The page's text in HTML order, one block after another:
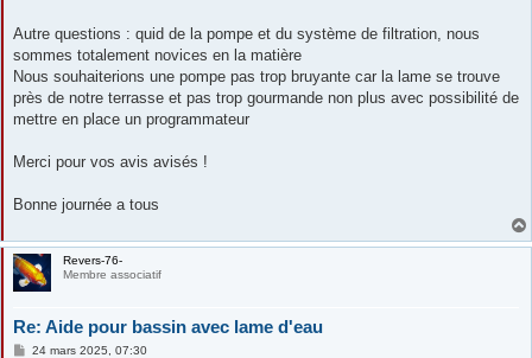
Autre questions : quid de la pompe et du système de filtration, nous
sommes totalement novices en la matière
Nous souhaiterions une pompe pas trop bruyante car la lame se trouve
près de notre terrasse et pas trop gourmande non plus avec possibilité de
mettre en place un programmateur
Merci pour vos avis avisés !
Bonne journée a tous
Revers-76-
Membre associatif
Re: Aide pour bassin avec lame d'eau
M24 mars 2025, 07:30